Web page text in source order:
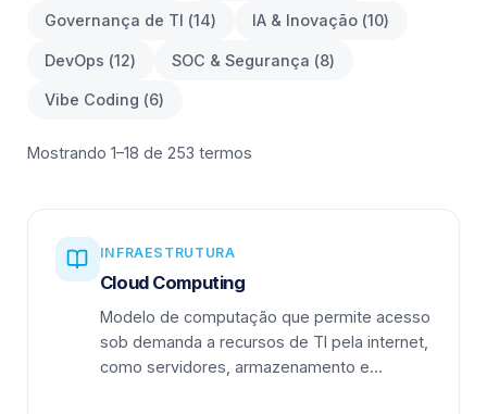
Governança de TI (14) IA & Inovação (10)
DevOps (12) SOC & Segurança (8)
Vibe Coding (6)
Mostrando 1–18 de 253 termos
INFRAESTRUTURA
Cloud Computing
Modelo de computação que permite acesso
sob demanda a recursos de TI pela internet,
como servidores, armazenamento e